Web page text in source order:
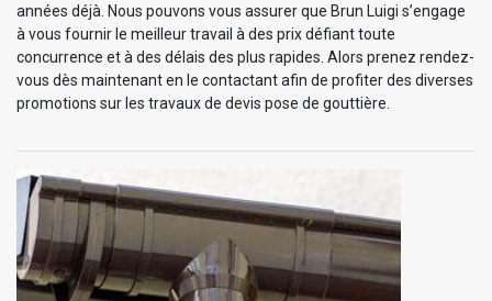
années déjà. Nous pouvons vous assurer que Brun Luigi s’engage
à vous fournir le meilleur travail à des prix défiant toute
concurrence et à des délais des plus rapides. Alors prenez rendez-
vous dès maintenant en le contactant afin de profiter des diverses
promotions sur les travaux de devis pose de gouttière.